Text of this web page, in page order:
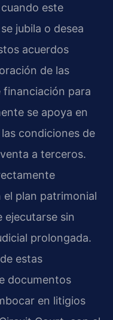
este
jubila o desea
acuerdos
de las
para
se apoya en
condiciones de
a terceros.
plan patrimonial
ejecutarse sin
prolongada.
estas
documentos
en litigios